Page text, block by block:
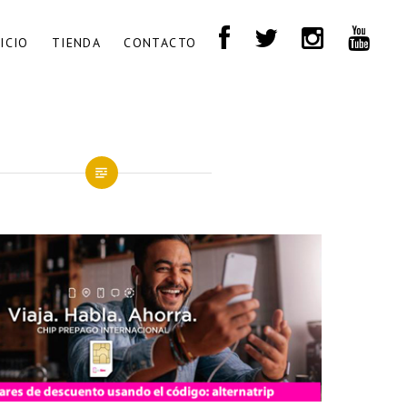
TIENDA CONTACTO